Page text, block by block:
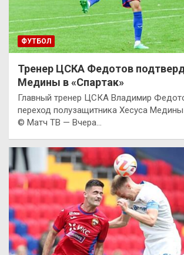
ФУТБОЛ
Тренер ЦСКА Федотов
Медины в «Спартак»
Главный тренер ЦСКА Владимир
переход полузащитника Хесуса Медины
© Матч ТВ — Вчера…